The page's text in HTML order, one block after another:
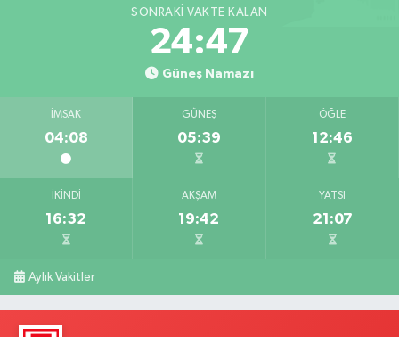
SONRAKI VAKTE KALAN
24:46
Güneş Namazı
İMSAK
04:08
GÜNEŞ
05:39
ÖĞLE
12:46
İKINDI
16:32
AKŞAM
19:42
YATSI
21:07
Aylık Vakitler